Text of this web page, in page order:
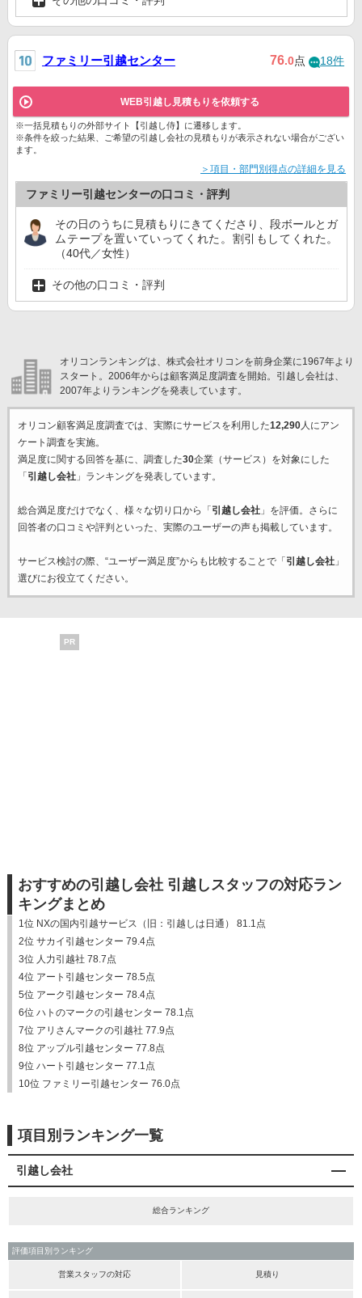
ファミリー引越センター 76.0点 18件
WEB引越し見積もりを依頼する
※一括見積もりの外部サイト【引越し侍】に遷移します。
※条件を絞った結果、ご希望の引越し会社の見積もりが表示されない場合がござい
ます。
＞項目・部門別得点の詳細を見る
ファミリー引越センターの口コミ・評判
その日のうちに見積もりにきてくださり、段ボールとガ
ムテープを置いていってくれた。割引もしてくれた。
（40代／女性）
その他の口コミ・評判
オリコンランキングは、株式会社オリコンを前身企業に1967年より
スタート。2006年からは顧客満足度調査を開始。引越し会社は、
2007年よりランキングを発表しています。
オリコン顧客満足度調査では、実際にサービスを利用した12,290人にアン
ケート調査を実施。
満足度に関する回答を基に、調査した30企業（サービス）を対象にした
「 引越し会社」ランキングを発表しています。
総合満足度だけでなく、様々な切り口から「 引越し会社」を評価。さらに
回答者の口コミや評判といった、実際のユーザーの声も掲載しています。
サービス検討の際、“ユーザー満足度”からも比較することで「 引越し会社」
選びにお役立てください。
PR
おすすめの引越し会社 引越しスタッフの対応ラン
キングまとめ
1位 NXの国内引越サービス（旧：引越しは日通） 81.1点
2位 サカイ引越センター 79.4点
3位 人力引越社 78.7点
4位 アート引越センター 78.5点
5位 アーク引越センター 78.4点
6位 ハトのマークの引越センター 78.1点
7位 アリさんマークの引越社 77.9点
8位 アップル引越センター 77.8点
9位 ハート引越センター 77.1点
10位 ファミリー引越センター 76.0点
項目別ランキング一覧
引越し会社
総合ランキング
評価項目別ランキング
営業スタッフの対応 見積り